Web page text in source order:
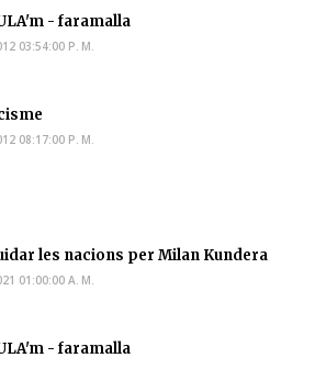
- faramalla
03:54:00 P. M.
08:17:00 P. M.
les nacions per Milan Kundera
01:00:00 A. M.
- faramalla